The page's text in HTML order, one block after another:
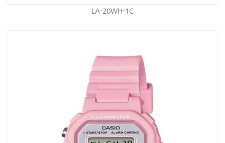
LA-20WH-1C